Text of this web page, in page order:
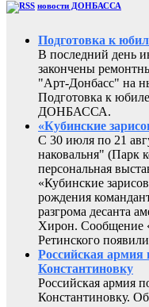
новости ДОНБАССА
Подготовка к
В последний день
закончены
"Арт-Донбасс" на
Подготовка к
ДОНБАССА.
«Кубинские
С 30 июля по 21
наковальня" (Парк
персональная
«Кубинские
рождения
разгрома десанта
Хирон. Сообщение
Ретинского
Российская армия
Константиновку
Российская армия
Константиновку.